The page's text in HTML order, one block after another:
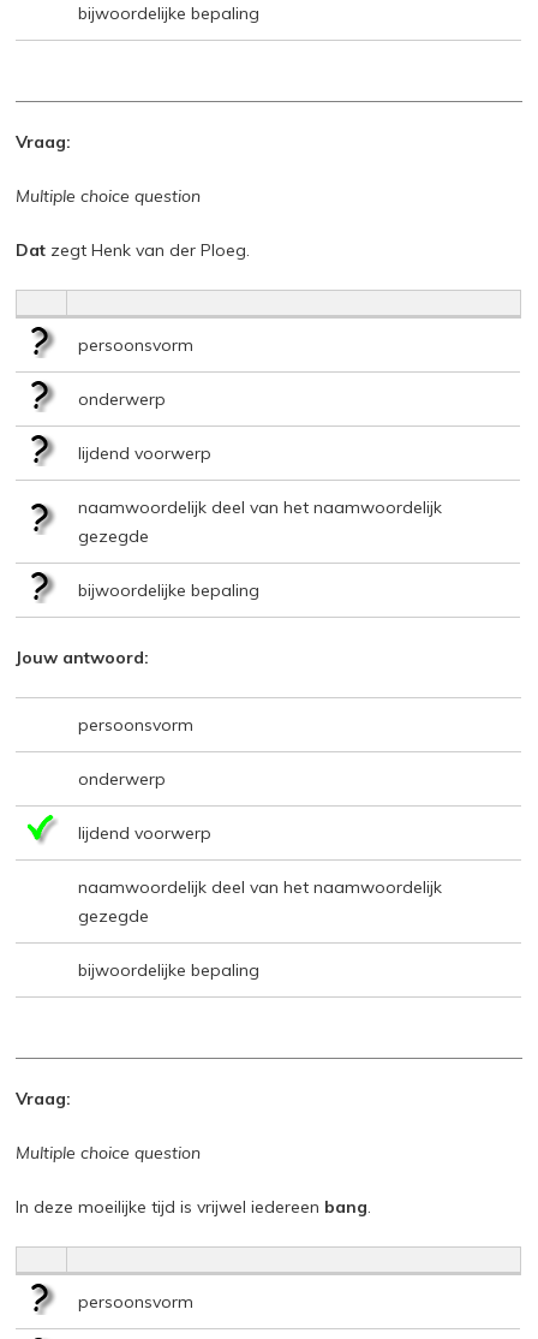
bijwoordelijke bepaling
Vraag:
Multiple choice question
Dat zegt Henk van der Ploeg.
persoonsvorm
onderwerp
lijdend voorwerp
naamwoordelijk deel van het naamwoordelijk
gezegde
bijwoordelijke bepaling
Jouw antwoord:
persoonsvorm
onderwerp
lijdend voorwerp
naamwoordelijk deel van het naamwoordelijk
gezegde
bijwoordelijke bepaling
Vraag:
Multiple choice question
In deze moeilijke tijd is vrijwel iedereen bang.
persoonsvorm